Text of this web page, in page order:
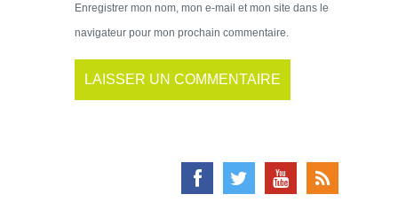
Enregistrer mon nom, mon e-mail et mon site dans le
navigateur pour mon prochain commentaire.